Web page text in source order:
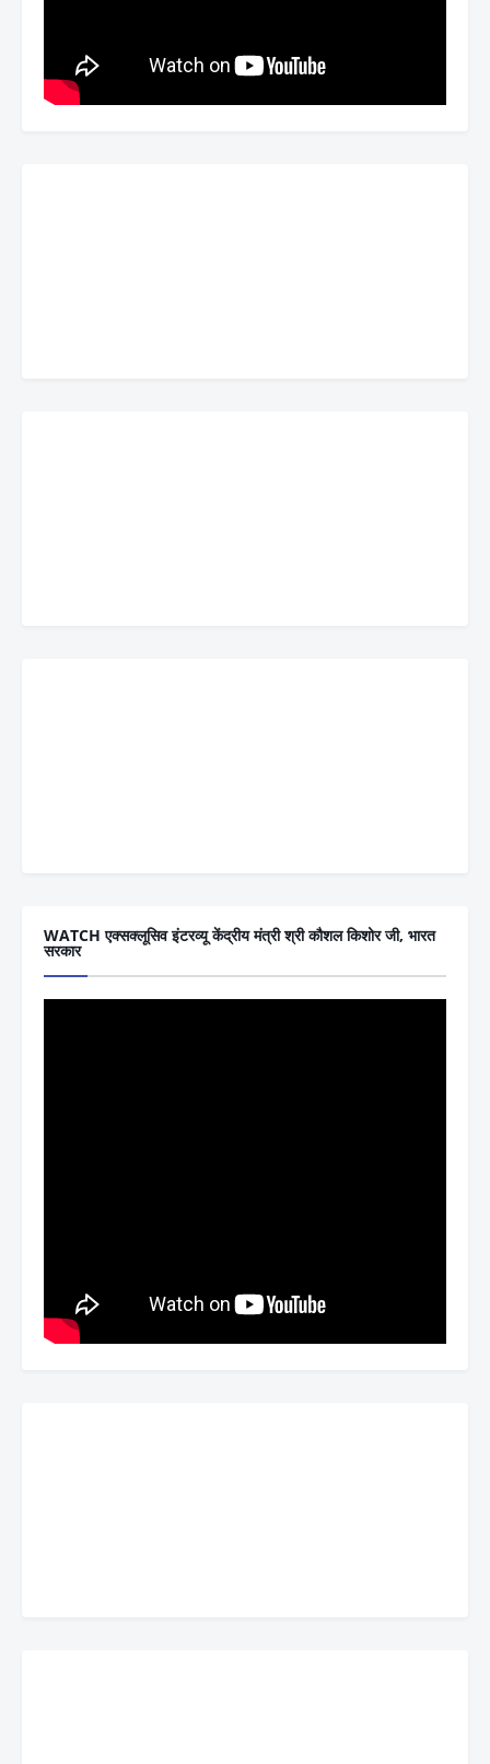
WATCH एक्सक्लूसिव इंटरव्यू केंद्रीय मंत्री श्री कौशल किशोर जी, भारत
सरकार